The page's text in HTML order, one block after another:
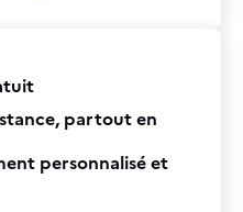
partout en
personnalisé et